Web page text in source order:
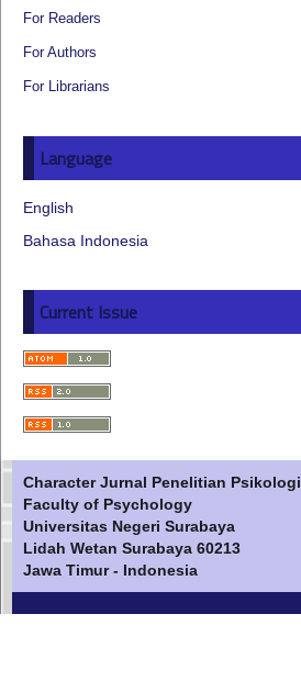
For Readers
For Authors
For Librarians
Language
English
Bahasa Indonesia
Current Issue
Character Jurnal Penelitian Psikologi
Faculty of Psychology
Universitas Negeri Surabaya
Lidah Wetan Surabaya 60213
Jawa Timur - Indonesia